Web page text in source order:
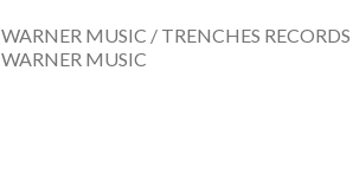
WARNER MUSIC / TRENCHES
WARNER MUSIC